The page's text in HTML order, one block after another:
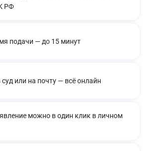
РФ
подачи — до 15 минут
суд или на почту — всё онлайн
можно в один клик в личном